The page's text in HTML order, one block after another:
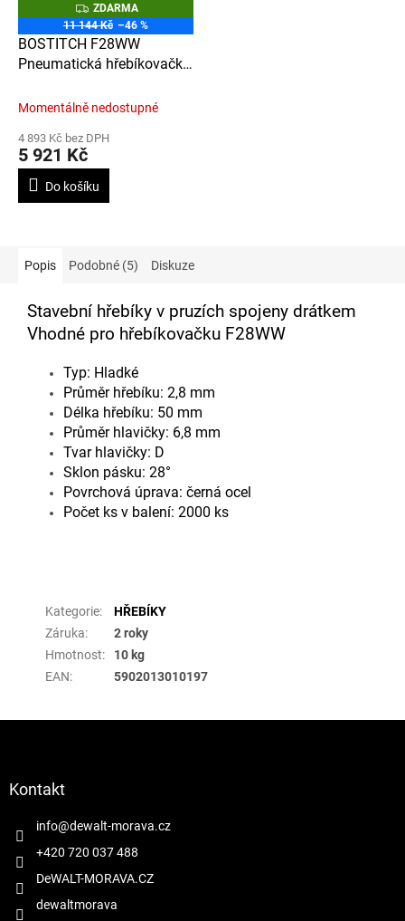
Z
D
A
R
M
A
ZDARMA
11 144 Kč –46 %
BOSTITCH F28WW
Pneumatická hřebíkovačka
hřebíky N16 spojené
sklonem zásobníku 28°
Momentálně nedostupné
4 893 Kč bez DPH
5 921 Kč
Do košíku
Popis Podobné (5) Diskuze
Stavební hřebíky v pruzích spojeny drátkem
Vhodné pro hřebíkovačku F28WW
Typ: Hladké
Průměr hřebíku: 2,8 mm
Délka hřebíku: 50 mm
Průměr hlavičky: 6,8 mm
Tvar hlavičky: D
Sklon pásku: 28°
Povrchová úprava: černá ocel
Počet ks v balení: 2000 ks
Kategorie:
HŘEBÍKY
Záruka:
2 roky
Hmotnost:
10 kg
EAN: 5902013010197
Kontakt
info@dewalt-morava.cz
+420 720 037 488
DeWALT-MORAVA.CZ
dewaltmorava